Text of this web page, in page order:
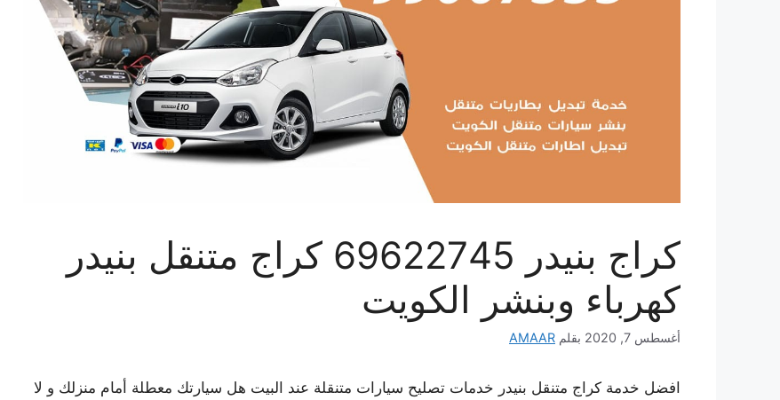
كراج بنيدر 69622745 كراج متنقل بنيدر
كهرباء وبنشر الكويت
أغسطس 7, 2020 بقلم AMAAR
افضل خدمة كراج متنقل بنيدر خدمات تصليح سيارات متنقلة عند البيت هل سيارتك معطلة أمام منزلك و لا